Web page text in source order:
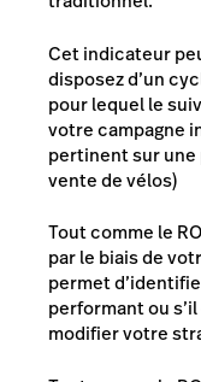
Cet indicateur
disposez d’un
pour lequel le
votre campagne
pertinent sur une
vente de vélos)
Tout comme le
par le biais de
permet
performant ou
modifier votre